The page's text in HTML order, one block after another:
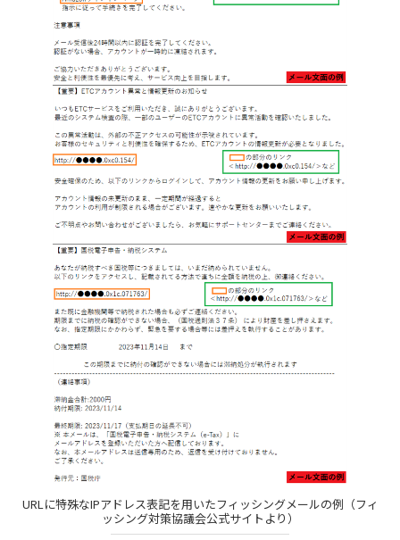
URLに特殊なIPアドレス表記を用いたフィッシングメールの例（フィ
ッシング対策協議会公式サイトより）